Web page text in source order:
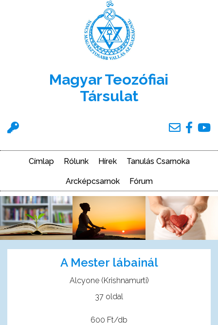
Felhasználói
Magyar Teozófiai
Társulat
Címlap Rólunk Hírek Tanulás Csarnoka
Arcképcsarnok Fórum
A Mester lábainál
Alcyone (Krishnamurti)
37 oldal
600 Ft/db